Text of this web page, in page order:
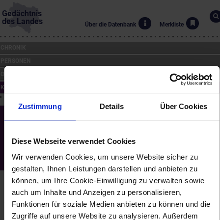
Zustimmung Details Über Cookies
Diese Webseite verwendet Cookies
Wir verwenden Cookies, um unsere Website sicher zu
gestalten, Ihnen Leistungen darstellen und anbieten zu
können, um Ihre Cookie-Einwilligung zu verwalten sowie
auch um Inhalte und Anzeigen zu personalisieren,
Funktionen für soziale Medien anbieten zu können und die
Zugriffe auf unsere Website zu analysieren. Außerdem
Gedächtnis
des Landes
Über die Datenbank Merkliste
KUNST
Klosterneuburg - Augustiner Chorherren-
(1730 bis 1740)
Santino de Bussi (*1663, †1737)
Lorenzo Mattielli (*~1685, †1748)
Der Kaisertrakt von Stift Klosterneuburg war nicht zur
Unterbringung temporärer Gäste gedacht, sondern als ständige
Sommerresidenz des Kaisers. Interessant ist die Ausstattung der